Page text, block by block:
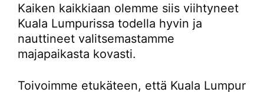
Kaiken kaikkiaan olemme siis viihtyneet
Kuala Lumpurissa todella hyvin ja
nauttineet valitsemastamme
majapaikasta kovasti.
Toivoimme etukäteen, että Kuala Lumpur